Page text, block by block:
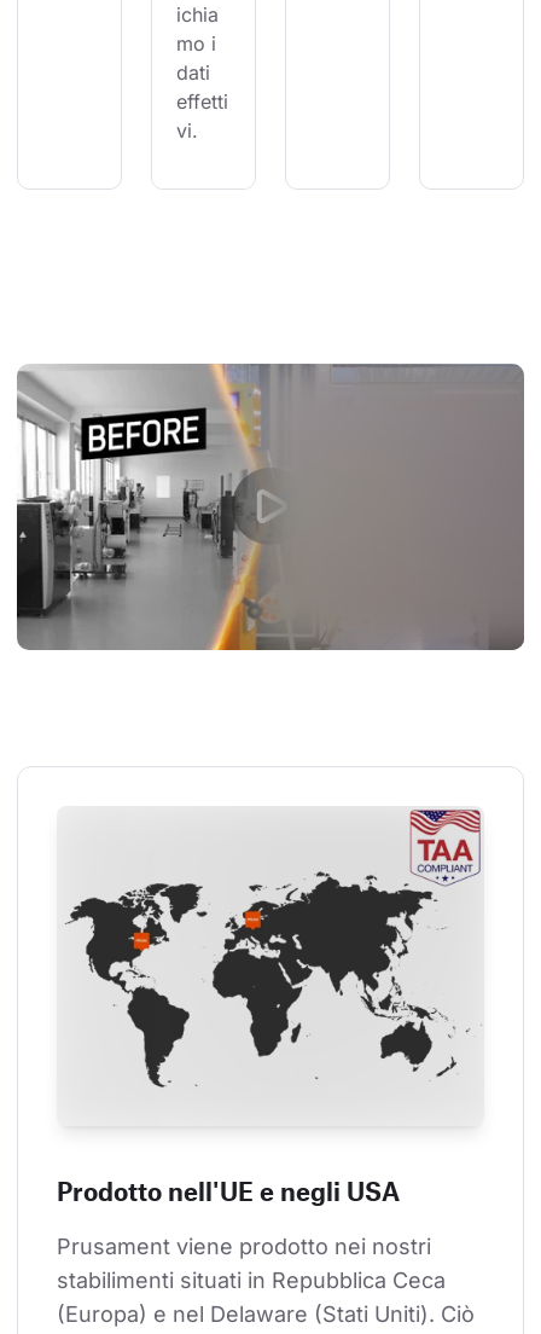
ichia
mo i
dati
effetti
vi.
Prodotto nell'UE e negli USA
Prusament viene prodotto nei nostri
stabilimenti situati in Repubblica Ceca
(Europa) e nel Delaware (Stati Uniti). Ciò